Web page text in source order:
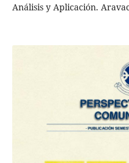
Análisis y Aplicación.